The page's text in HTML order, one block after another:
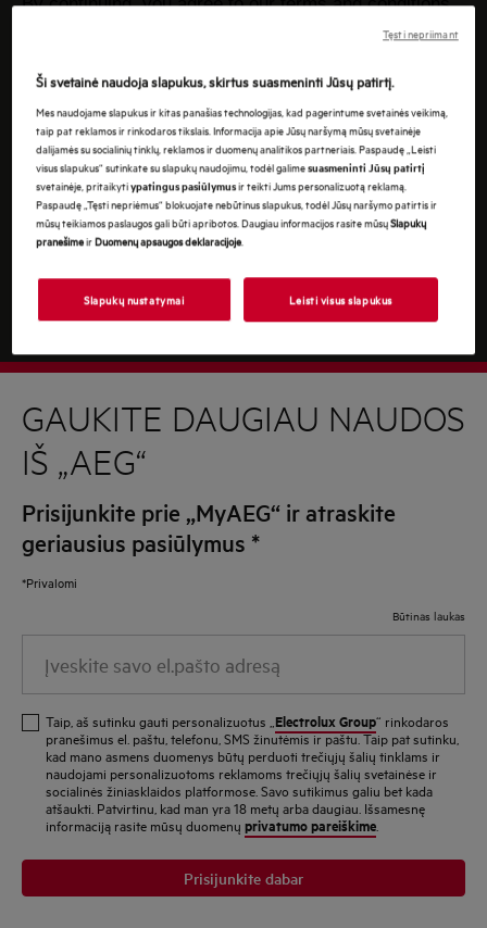
data, please review our data protection statement
GAUKITE DAUGIAU NAUDOS
IŠ „AEG“
Prisijunkite prie „MyAEG“ ir atraskite
geriausius pasiūlymus *
*Privalomi
Būtinas laukas
Taip, aš sutinku gauti personalizuotus „ Electrolux Group“ rinkodaros
pranešimus el. paštu, telefonu, SMS žinutėmis ir paštu. Taip pat sutinku,
kad mano asmens duomenys būtų perduoti trečiųjų šalių tinklams ir
naudojami personalizuotoms reklamoms trečiųjų šalių svetainėse ir
socialinės žiniasklaidos platformose. Savo sutikimus galiu bet kada
atšaukti. Patvirtinu, kad man yra 18 metų arba daugiau. Išsamesnę
informaciją rasite mūsų duomenų privatumo pareiškime
Prisijunkite dabar
Ši svetainė naudoja slapukus, skirtus suasmeninti Jūsų patirtį.
Mes naudojame slapukus ir kitas panašias technologijas, kad pagerintume svetainės veikimą,
taip pat reklamos ir rinkodaros tikslais. Informacija apie Jūsų naršymą mūsų svetainėje
dalijamės su socialinių tinklų, reklamos ir duomenų analitikos partneriais. Paspaudę „Leisti
visus slapukus“ sutinkate su slapukų naudojimu, todėl galimesuasmeninti Jūsų patirtį
svetainėje, pritaikytiypatingus pasiūlymusir teikti Jums personalizuotą reklamą.
Paspaudę „Tęsti nepriėmus“ blokuojate nebūtinus slapukus, todėl Jūsų naršymo patirtis ir
mūsų teikiamos paslaugos gali būti apribotos. Daugiau informacijos rasite mūsųSlapukų
pranešimeirDuomenų apsaugos deklaracijoje
Slapukų nustatymai Leisti visus slapukus
Tęsti nepriimant